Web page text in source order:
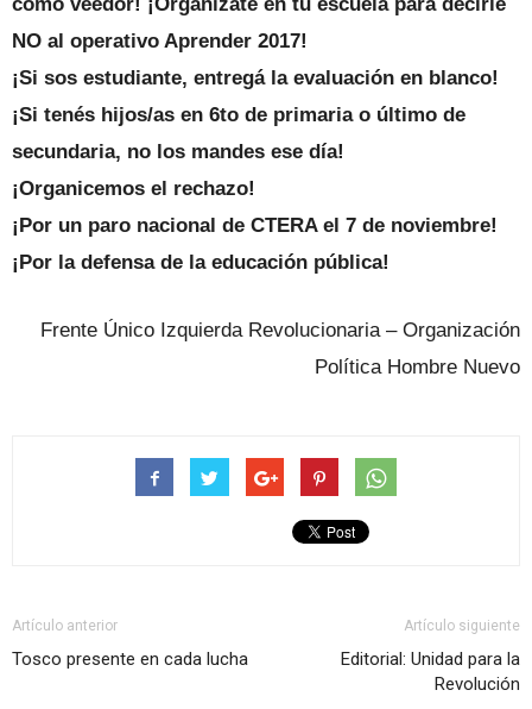
NO al operativo Aprender 2017!
¡Si sos estudiante, entregá la evaluación en blanco!
¡Si tenés hijos/as en 6to de primaria o último de
secundaria, no los mandes ese día!
¡Organicemos el rechazo!
¡Por un paro nacional de CTERA el 7 de noviembre!
¡Por la defensa de la educación pública!
Frente Único Izquierda Revolucionaria – Organización
Política Hombre Nuevo
Artículo anterior
Tosco presente en cada lucha
Artículo siguiente
Editorial: Unidad para la
Revolución